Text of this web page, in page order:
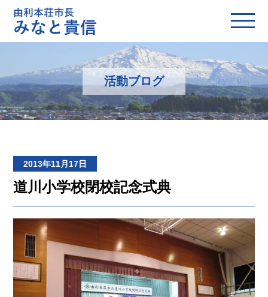
活動ブログ
2013年11月17日
道川小学校閉校記念式典